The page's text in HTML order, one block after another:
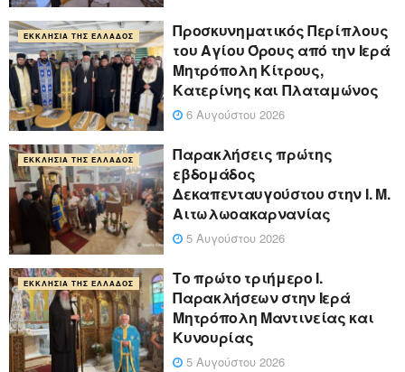
ΕΚΚΛΗΣΊΑ ΤΗΣ ΕΛΛΆΔΟΣ
Προσκυνηματικός Περίπλους
του Αγίου Όρους από την Ιερά
Μητρόπολη Κίτρους,
Κατερίνης και Πλαταμώνος
6 Αυγούστου 2026
ΕΚΚΛΗΣΊΑ ΤΗΣ ΕΛΛΆΔΟΣ
Παρακλήσεις πρώτης
εβδομάδος
Δεκαπενταυγούστου στην Ι. Μ.
Αιτωλωοακαρνανίας
5 Αυγούστου 2026
ΕΚΚΛΗΣΊΑ ΤΗΣ ΕΛΛΆΔΟΣ
Το πρώτο τριήμερο Ι.
Παρακλήσεων στην Ιερά
Μητρόπολη Μαντινείας και
Κυνουρίας
5 Αυγούστου 2026